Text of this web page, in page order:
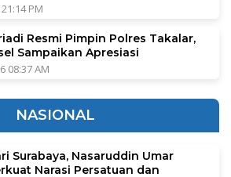
PM
Resmi Pimpin Polres Takalar,
Sampaikan Apresiasi
08:37 AM
NASIONAL
Surabaya, Nasaruddin Umar
Narasi Persatuan dan